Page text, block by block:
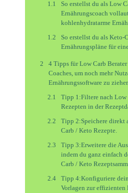
So erstellst du als Low
Ernährungscoach
kohlenhydratarme
So erstellst du als Keto-
Ernährungspläne für
4 Tipps für Low Carb
Coaches, um noch mehr
Ernährungssoftware zu
Tipp 1:Filtere nach Low
Rezepten in der
Tipp 2:Speichere direkt
Carb / Keto Rezepte.
Tipp 3:Erweitere die
indem du ganz einfach
Carb / Keto
Tipp 4:Konfiguriere
Vorlagen zur